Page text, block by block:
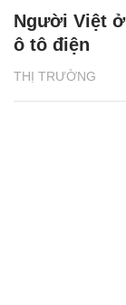
THỊ TRƯỜNG
Người Việt
ô tô điện